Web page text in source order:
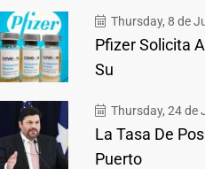
Thursday, 8 de
Pfizer Solicita
Su
Thursday, 24 de
La Tasa De
Puerto